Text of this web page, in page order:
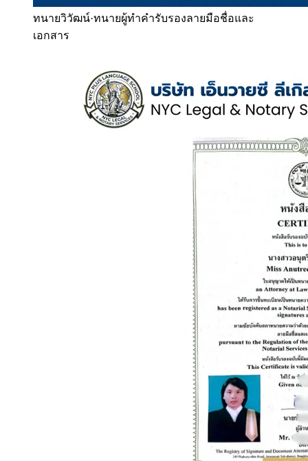
ทนายวิวัฒน์·ทนายผู้ทำคำรับรองลายมือชื่อและ
เอกสาร